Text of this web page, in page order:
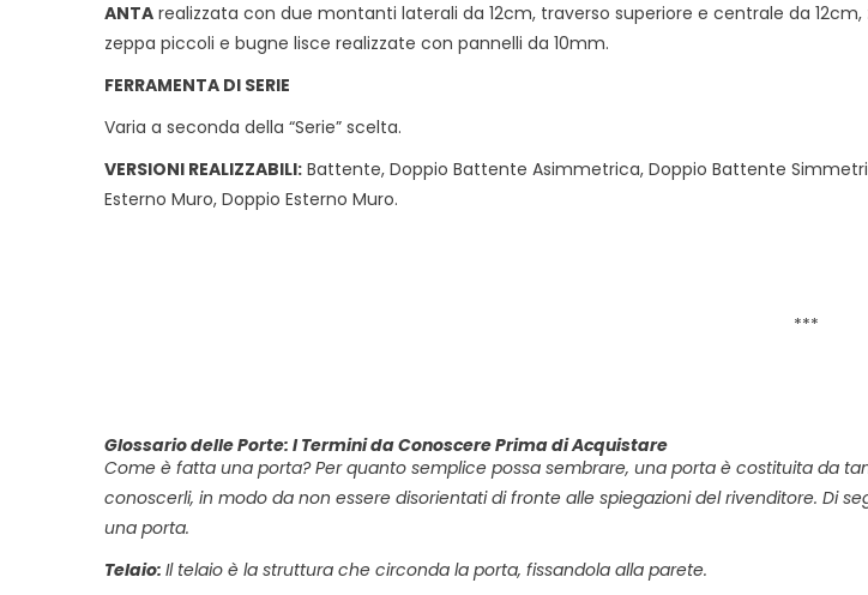
ANTA realizzata con due montanti laterali da 12cm, traverso superiore e centrale da
zeppa piccoli e bugne lisce realizzate con pannelli da 10mm.
FERRAMENTA DI SERIE
Varia a seconda della “Serie” scelta.
VERSIONI REALIZZABILI: Battente, Doppio Battente Asimmetrica, Doppio Battente
Esterno Muro, Doppio Esterno Muro.
***
Glossario delle Porte: I Termini da Conoscere Prima di Acquistare
Come è fatta una porta? Per quanto semplice possa sembrare, una porta è costituita da
conoscerli, in modo da non essere disorientati di fronte alle spiegazioni del rivenditore. Di
una porta.
Telaio: Il telaio è la struttura che circonda la porta, fissandola alla parete.